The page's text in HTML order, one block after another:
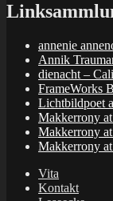
annenie
Annik
dienacht –
FrameWorks
Lichtbildpoet
Makkerrony
Makkerrony
Makkerrony
Vita
Kontakt